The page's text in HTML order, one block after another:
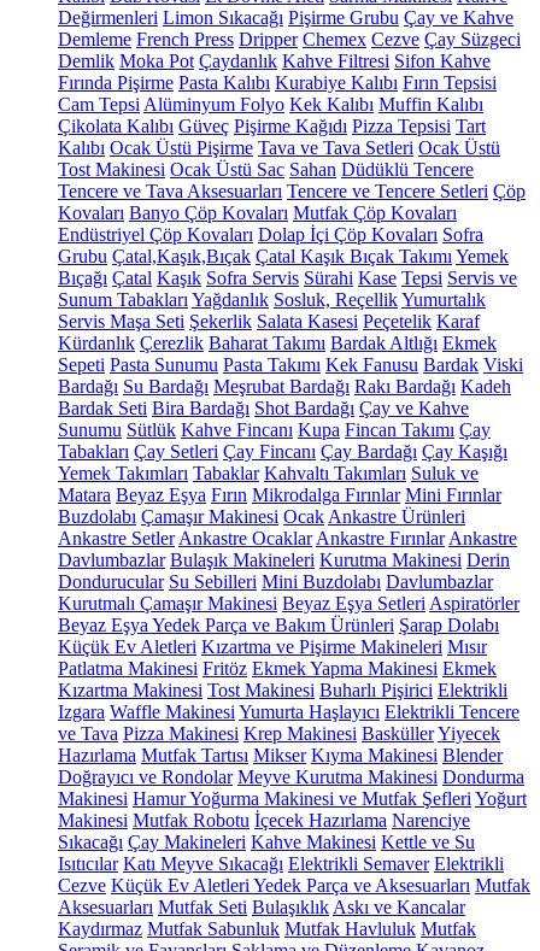
Değirmenleri Limon Sıkacağı Pişirme Grubu Çay ve Kahve
Demleme French Press Dripper Chemex Cezve Çay Süzgeci
Demlik Moka Pot Çaydanlık Kahve Filtresi Sifon Kahve
Fırında Pişirme Pasta Kalıbı Kurabiye Kalıbı Fırın Tepsisi
Cam Tepsi Alüminyum Folyo Kek Kalıbı Muffin Kalıbı
Çikolata Kalıbı Güveç Pişirme Kağıdı Pizza Tepsisi Tart
Kalıbı Ocak Üstü Pişirme Tava ve Tava Setleri Ocak Üstü
Tost Makinesi Ocak Üstü Sac Sahan Düdüklü Tencere
Tencere ve Tava Aksesuarları Tencere ve Tencere Setleri Çöp
Kovaları Banyo Çöp Kovaları Mutfak Çöp Kovaları
Endüstriyel Çöp Kovaları Dolap İçi Çöp Kovaları Sofra
Grubu Çatal,Kaşık,Bıçak Çatal Kaşık Bıçak Takımı Yemek
Bıçağı Çatal Kaşık Sofra Servis Sürahi Kase Tepsi Servis ve
Sunum Tabakları Yağdanlık Sosluk, ReçellikYumurtalık
Servis Maşa Seti Şekerlik Salata Kasesi Peçetelik Karaf
Kürdanlık Çerezlik Baharat Takımı Bardak Altlığı Ekmek
Sepeti Pasta Sunumu Pasta Takımı Kek Fanusu Bardak Viski
Bardağı Su Bardağı Meşrubat Bardağı Rakı Bardağı Kadeh
Bardak Seti Bira Bardağı Shot Bardağı Çay ve Kahve
Sunumu Sütlük Kahve Fincanı Kupa Fincan Takımı Çay
Tabakları Çay Setleri Çay Fincanı Çay Bardağı Çay Kaşığı
Yemek Takımları Tabaklar Kahvaltı Takımları Suluk ve
Matara Beyaz Eşya Fırın Mikrodalga Fırınlar Mini Fırınlar
Buzdolabı Çamaşır Makinesi Ocak Ankastre Ürünleri
Ankastre Setler Ankastre Ocaklar Ankastre Fırınlar Ankastre
Davlumbazlar Bulaşık Makineleri Kurutma Makinesi Derin
Dondurucular Su Sebilleri Mini Buzdolabı Davlumbazlar
Kurutmalı Çamaşır Makinesi Beyaz Eşya Setleri Aspiratörler
Beyaz Eşya Yedek Parça ve Bakım Ürünleri Şarap Dolabı
Küçük Ev Aletleri Kızartma ve Pişirme Makineleri Mısır
Patlatma Makinesi Fritöz Ekmek Yapma Makinesi Ekmek
Kızartma Makinesi Tost Makinesi Buharlı Pişirici Elektrikli
Izgara Waffle Makinesi Yumurta Haşlayıcı Elektrikli Tencere
ve Tava Pizza Makinesi Krep Makinesi BasküllerYiyecek
Hazırlama Mutfak Tartısı Mikser Kıyma Makinesi Blender
Doğrayıcı ve Rondolar Meyve Kurutma Makinesi Dondurma
Makinesi Hamur Yoğurma Makinesi ve Mutfak Şefleri Yoğurt
Makinesi Mutfak Robotu İçecek Hazırlama Narenciye
Sıkacağı Çay Makineleri Kahve Makinesi Kettle ve Su
Isıtıcılar Katı Meyve Sıkacağı Elektrikli Semaver Elektrikli
Cezve Küçük Ev Aletleri Yedek Parça ve Aksesuarları Mutfak
Aksesuarları Mutfak Seti Bulaşıklık Askı ve Kancalar
Kaydırmaz Mutfak Sabunluk Mutfak Havluluk Mutfak